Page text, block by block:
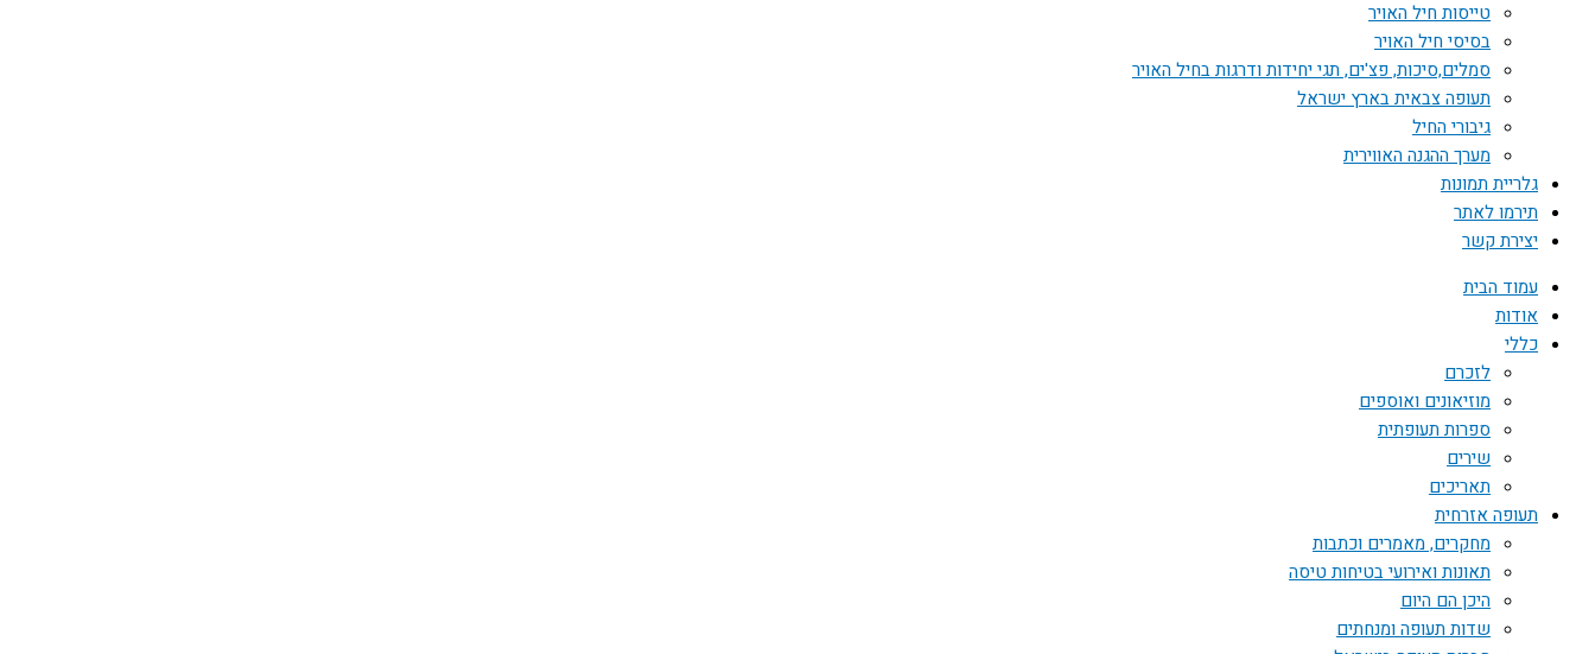
טייסות חיל האויר
בסיסי חיל האויר
סמלים,סיכות, פצ'ים, תגי יחידות ודרגות בחיל האויר
תעופה צבאית בארץ ישראל
גיבורי החיל
מערך ההגנה האווירית
גלריית תמונות
תירמו לאתר
יצירת קשר
עמוד הבית
אודות
כללי
לזכרם
מוזיאונים ואוספים
ספרות תעופתית
שירים
תאריכים
תעופה אזרחית
מחקרים, מאמרים וכתבות
תאונות ואירועי בטיחות טיסה
היכן הם היום
שדות תעופה ומנחתים